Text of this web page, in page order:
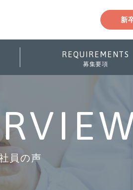
新
REQUIREMENTS
募集要項
員の声